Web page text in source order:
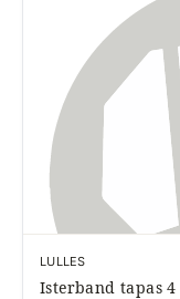
LULLES
Isterband tapas